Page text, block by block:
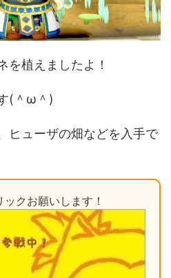
を植えましたよ！
(＾ω＾)
ヒューザの畑などを入手で
ックお願いします！